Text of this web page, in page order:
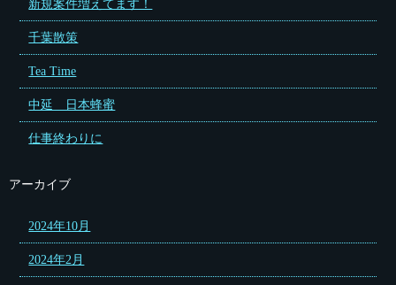
新規案件増えてます！
千葉散策
Tea Time
中延 日本蜂蜜
仕事終わりに
アーカイブ
2024年10月
2024年2月